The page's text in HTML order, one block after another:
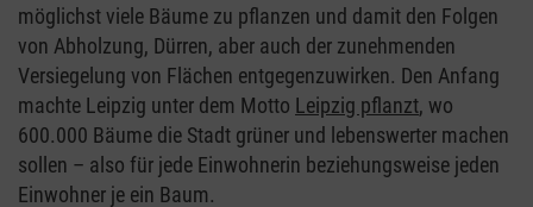
möglichst viele Bäume zu pflanzen und damit den Folgen
von Abholzung, Dürren, aber auch der zunehmenden
Versiegelung von Flächen entgegenzuwirken. Den Anfang
machte Leipzig unter dem Motto Leipzig pflanzt, wo
600.000 Bäume die Stadt grüner und lebenswerter machen
sollen – also für jede Einwohnerin beziehungsweise jeden
Einwohner je ein Baum.